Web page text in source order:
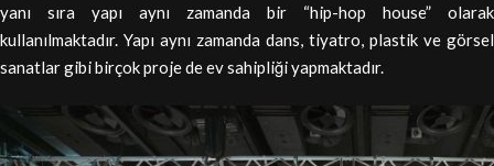
yanı sıra yapı aynı zamanda bir “hip-hop house” olarak
kullanılmaktadır. Yapı aynı zamanda dans, tiyatro, plastik ve görsel
sanatlar gibi birçok proje de ev sahipliği yapmaktadır.